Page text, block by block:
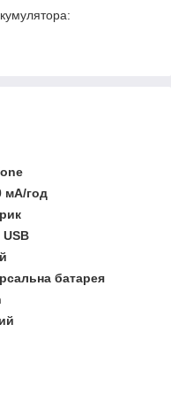
мА/год
батарея